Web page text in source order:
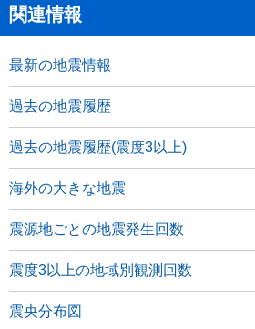
関連情報
最新の地震情報
過去の地震履歴
過去の地震履歴(震度3以上)
海外の大きな地震
震源地ごとの地震発生回数
震度3以上の地域別観測回数
震央分布図